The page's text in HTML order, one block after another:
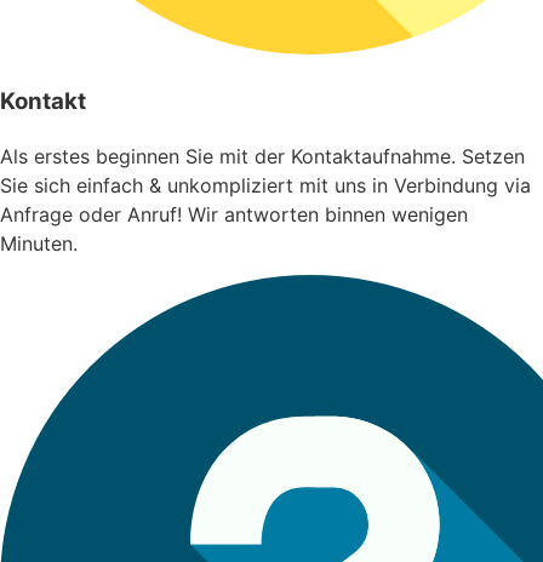
Kontakt
Als erstes beginnen Sie mit der Kontaktaufnahme. Setzen
Sie sich einfach & unkompliziert mit uns in Verbindung via
Anfrage oder Anruf! Wir antworten binnen wenigen
Minuten.